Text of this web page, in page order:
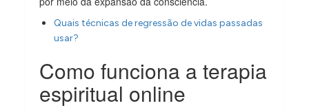
Quais técnicas de regressão de vidas passadas
usar?
Como funciona a terapia
espiritual online